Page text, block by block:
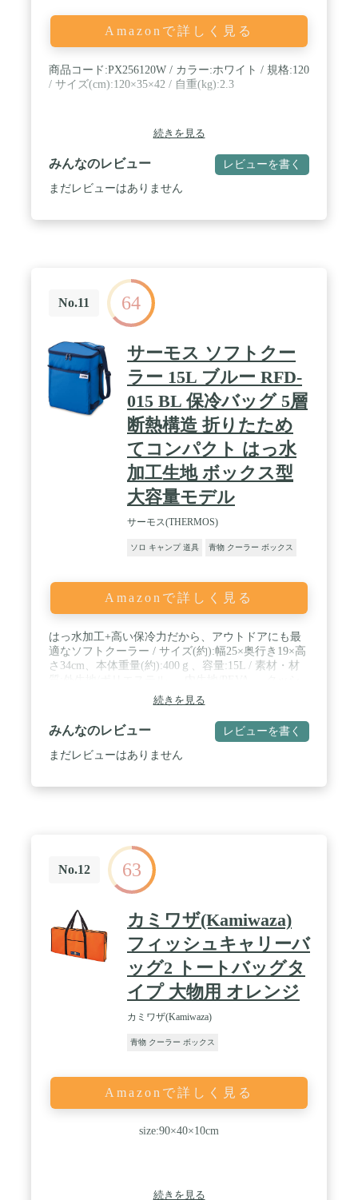
Amazonで詳しく見る
商品コード:PX256120W / カラー:ホワイト / 規格:120
/ サイズ(cm):120×35×42 / 自重(kg):2.3
続きを見る
みんなのレビュー レビューを書く
まだレビューはありません
No.11 64
サーモス ソフトクー
ラー 15L ブルー RFD-
015 BL 保冷バッグ 5層
断熱構造 折りたため
てコンパクト はっ水
加工生地 ボックス型
大容量モデル
サーモス(THERMOS)
ソロ キャンプ 道具 青物 クーラー ボックス
Amazonで詳しく見る
はっ水加工+高い保冷力だから、アウトドアにも最
適なソフトクーラー / サイズ(約):幅25×奥行き19×高
さ34cm、本体重量(約):400ｇ、容量:15L / 素材・材
ョン(断熱材)/ポリウレタン・発泡ポリエチレン・ポ
リプロピレン不織布 / 原産国:中国
続きを見る
みんなのレビュー レビューを書く
まだレビューはありません
No.12 63
カミワザ(Kamiwaza)
フィッシュキャリーバ
ッグ2 トートバッグタ
イプ 大物用 オレンジ
カミワザ(Kamiwaza)
青物 クーラー ボックス
Amazonで詳しく見る
size:90×40×10cm
続きを見る